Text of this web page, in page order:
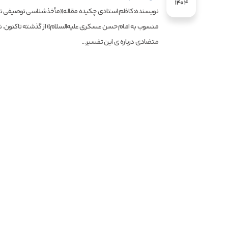
1404
نویسنده: کاظم استادی چکیده مقاله«مأخذشناسی توصیفی
منسوب به امام حسن عسکری علیه‌السلام» از گذشته تاکنون،
متضادی درباره ی این تفسیر...